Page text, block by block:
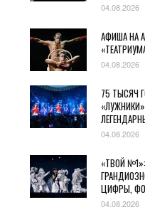
04.08.2026
АФИША НА
04.08.2026
75 ТЫСЯЧ
04.08.2026
«ТВОЙ
ЦИФРЫ,
04.08.2026